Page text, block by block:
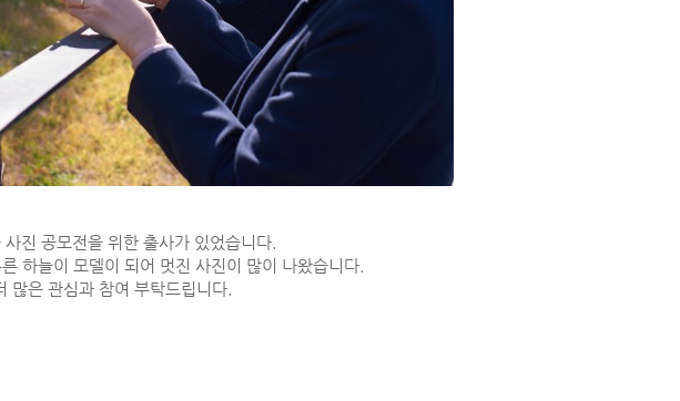
진 공모전을 위한 출사가 있었습니다.
하늘이 모델이 되어 멋진 사진이 많이 나왔습니다.
많은 관심과 참여 부탁드립니다.